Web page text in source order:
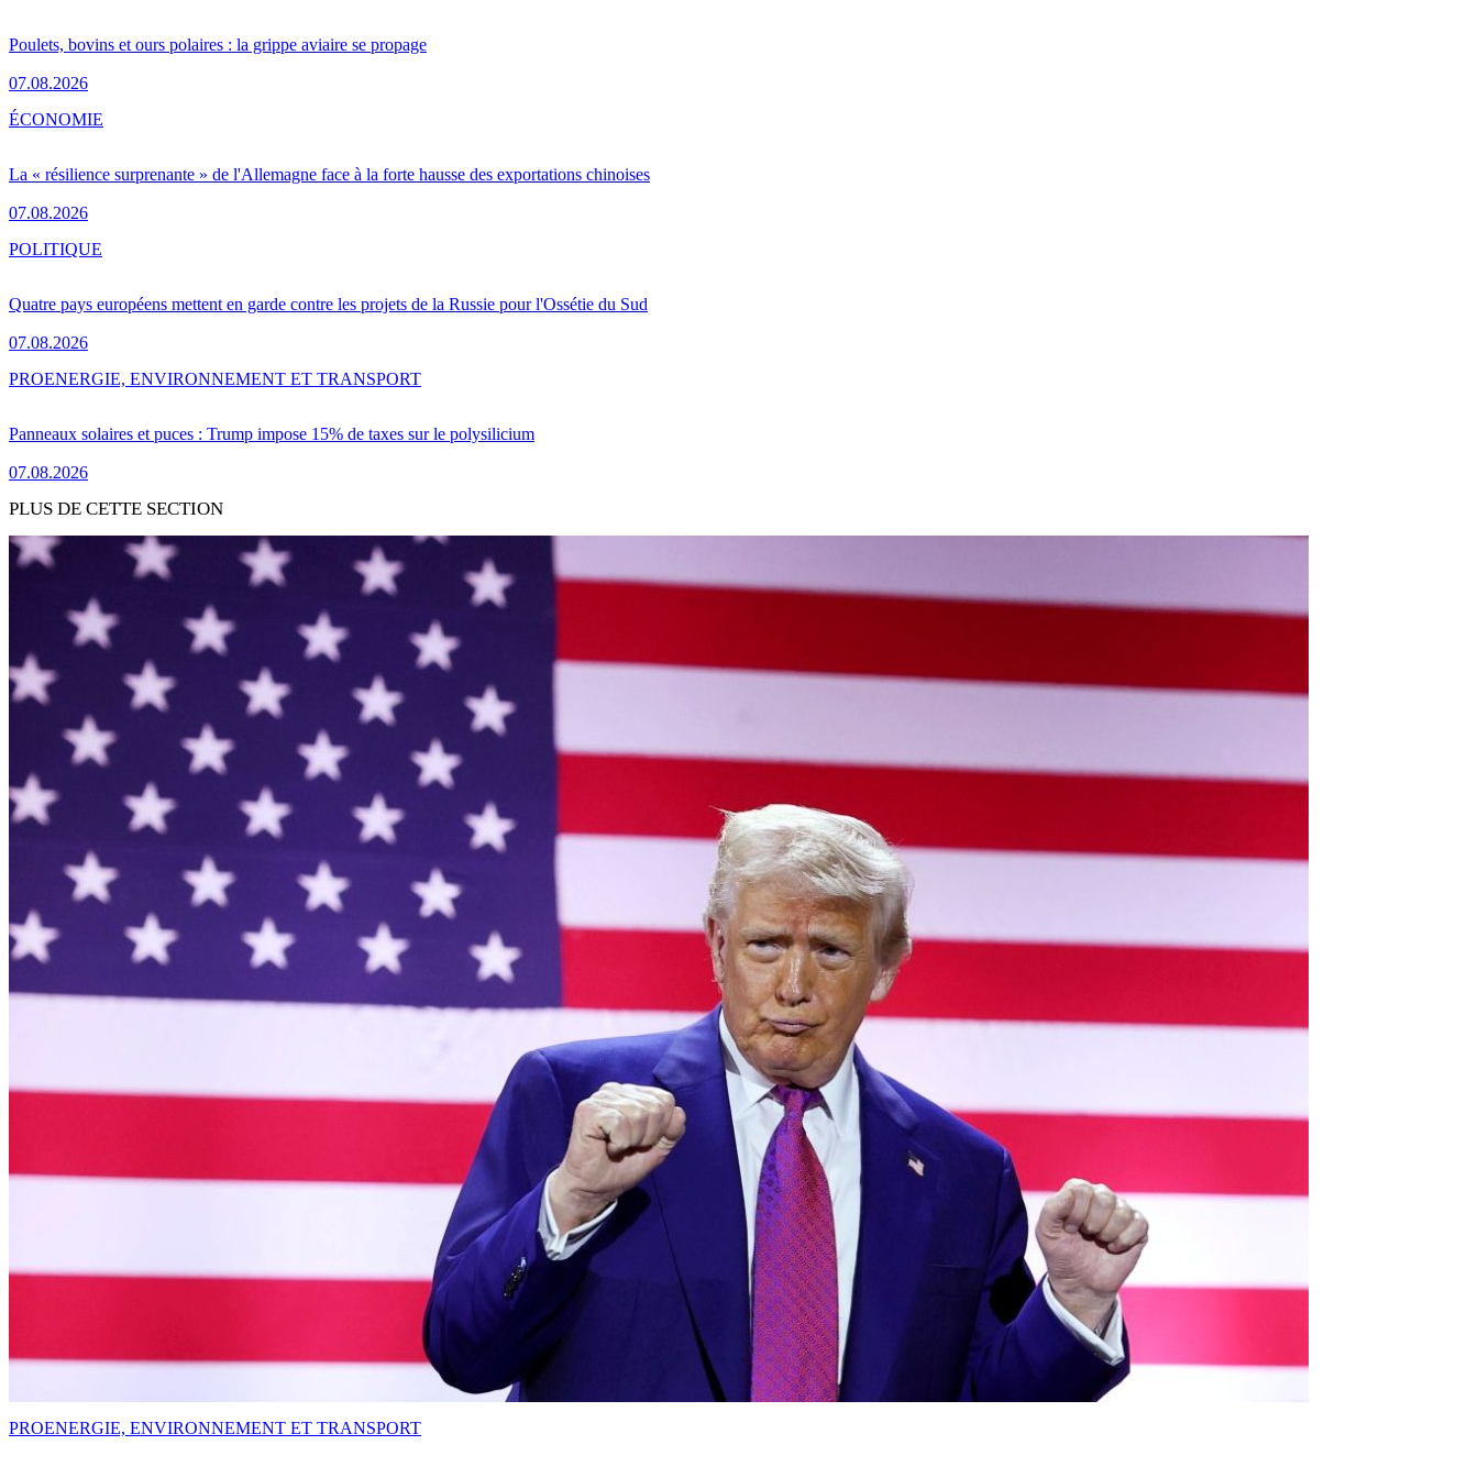
Poulets, bovins et ours polaires : la grippe aviaire se propage
07.08.2026
La « résilience surprenante » de l'Allemagne face à la forte hausse des exportations chinoises
07.08.2026
ÉCONOMIE
Quatre pays européens mettent en garde contre les projets de la Russie pour l'Ossétie du Sud
07.08.2026
POLITIQUE
Panneaux solaires et puces : Trump impose 15% de taxes sur le polysilicium
07.08.2026
PROENERGIE, ENVIRONNEMENT ET TRANSPORT
PLUS DE CETTE SECTION
PROENERGIE, ENVIRONNEMENT ET TRANSPORT